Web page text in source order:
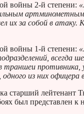
войны 2-й степени:
артминометным
их за собой в
войны 1-й степени:
всегда
противника,
одного из них
старший лейтенант
был